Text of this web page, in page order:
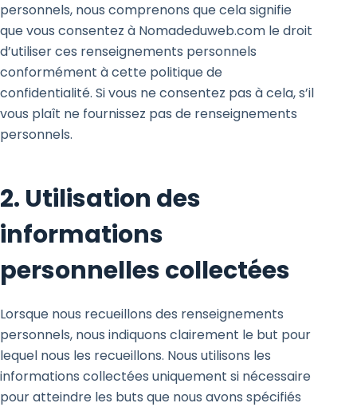
personnels, nous comprenons que cela signifie
que vous consentez à Nomadeduweb.com le droit
d’utiliser ces renseignements personnels
conformément à cette politique de
confidentialité. Si vous ne consentez pas à cela, s’il
vous plaît ne fournissez pas de renseignements
personnels.
2. Utilisation des
informations
personnelles collectées
Lorsque nous recueillons des renseignements
personnels, nous indiquons clairement le but pour
lequel nous les recueillons. Nous utilisons les
informations collectées uniquement si nécessaire
pour atteindre les buts que nous avons spécifiés